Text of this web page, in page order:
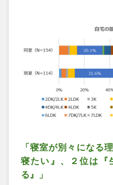
「寝室が別々になる
寝たい』、２位は『
る』」